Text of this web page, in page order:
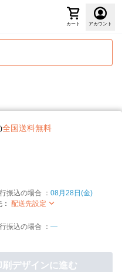
カート アカウント
全国送料無料
振込の場合 ： 08月28日(金)
配送先設定
振込の場合 ： —
刷デザインに進む